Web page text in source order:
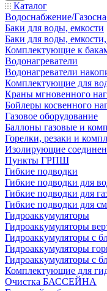
Каталог
Водоснабжение/
Баки для воды, емкости
Баки для воды,
Комплектующие к
Водонагреватели
Водонагреватели
Комплектующие для
Краны мгновенного
Бойлеры косвенного
Газовое оборудование
Баллоны газовые и
Горелки, резаки и
Изолирующие
Пункты ГРПШ
Гибкие подводки
Гибкие подводки для
Гибкие подводки для
Гибкие подводки для
Гидроаккумуляторы
Гидроаккумуляторы
Гидроаккумуляторы с
Гидроаккумуляторы
Гидроаккумуляторы с
Комплектующие для
Очистка БАССЕЙНА